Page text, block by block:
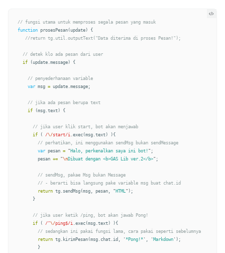
// fungsi utama untuk memproses segala pesan yang masuk
function prosesPesan (update )
{
//return tg.util.outputText("Data diterima di proses Pesan!");
// detek klo ada pesan dari user
if
(update .message ) {
// penyederhanaan variable
var msg = update .message ;
// jika ada pesan berupa text
if
(msg .text ) {
// jika user klik start, bot akan menjawab
if
( /\/start/i .exec (msg .text )
){
// perhatikan, ini menggunakan sendMsg bukan sendMessage
var pesan = " Halo, perkenalkan saya ini bot! " ;
pesan += "\nDibuat dengan <b>GAS Lib ver.2</b>" ;
// sendMsg, pakae Msg bukan Message
// - berarti bisa langsung pake variable msg buat chat.id
return tg sendMsg (msg pesan " HTML " );
}
// jika user ketik /ping, bot akan jawab Pong!
if
( /^\/ping$/i .exec (msg .text )
){
// sedangkan ini pakai fungsi lama, cara pakai seperti sebelumnya
return tg kirimPesan (msg chat id '*Pong!* ' ' Markdown ' );
}